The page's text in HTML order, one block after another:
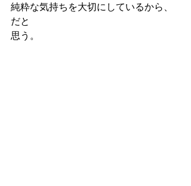
純粋な気持ちを大切にしているから、
だと
思う。